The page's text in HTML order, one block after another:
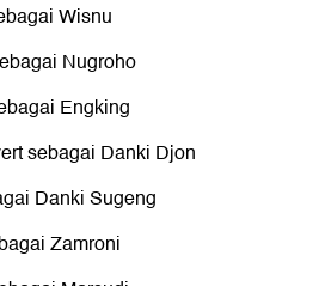
Wisnu
Nugroho
Engking
sebagai Danki Djon
Danki Sugeng
Zamroni